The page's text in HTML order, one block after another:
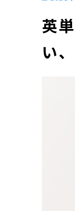
英
い